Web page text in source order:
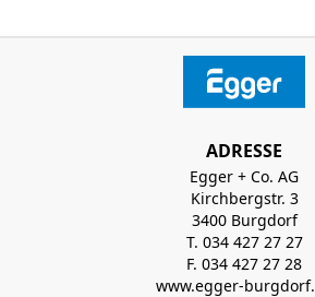
ADRESSE
Egger + Co. AG
Kirchbergstr. 3
3400 Burgdorf
T. 034 427 27 27
F. 034 427 27 28
www.egger-